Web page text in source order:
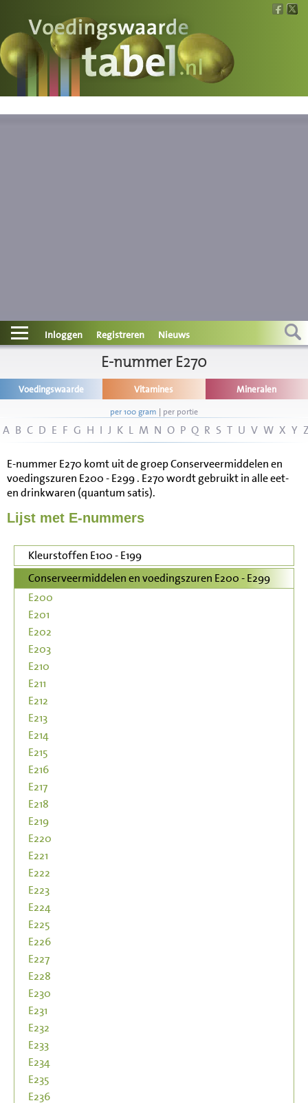
Voedingswaarde
Wat is wat?
Contact
Disclaimer
Inloggen Registreren Nieuws
E-nummer E270
Voedingswaarde Vitamines Mineralen
per 100 gram | per portie
A B C D E F G H I J K L M N O P Q R S T U V W X Y
E-nummer E270 komt uit de groep Conserveermiddelen en
voedingszuren E200 - E299 . E270 wordt gebruikt in alle eet-
en drinkwaren (quantum satis).
Lijst met E-nummers
Kleurstoffen E100 - E199
Conserveermiddelen en voedingszuren E200 - E299
E200
E201
E202
E203
E210
E211
E212
E213
E214
E215
E216
E217
E218
E219
E220
E221
E222
E223
E224
E225
E226
E227
E228
E230
E231
E232
E233
E234
E235
E236